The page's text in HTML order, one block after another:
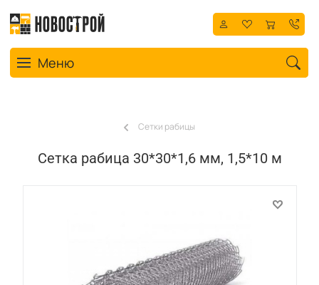
Toggle navigation
Меню
Сетки рабицы
Сетка рабица 30*30*1,6 мм, 1,5*10 м